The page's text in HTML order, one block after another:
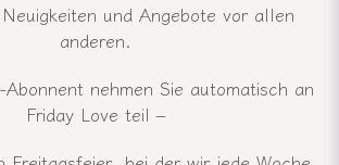
und Angebote vor allen
anderen.
nehmen Sie automatisch an
Friday Love teil –